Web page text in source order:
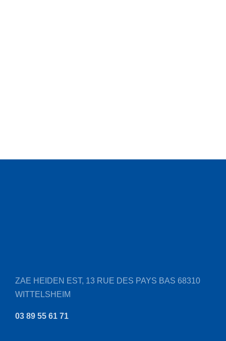
ZAE HEIDEN EST, 13 RUE DES PAYS BAS 68310
WITTELSHEIM
03 89 55 61 71